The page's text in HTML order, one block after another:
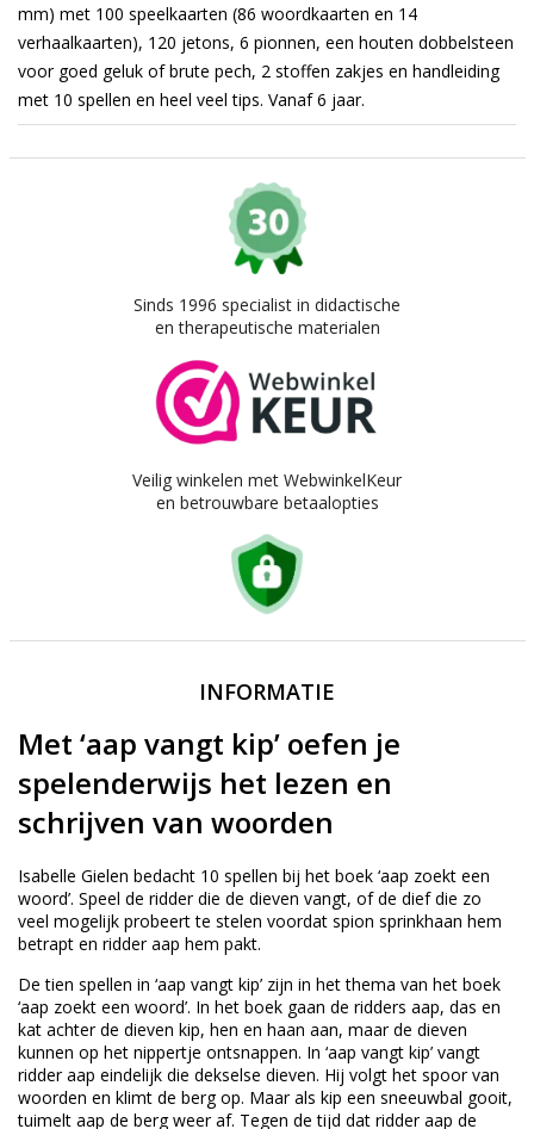
mm) met 100 speelkaarten (86 woordkaarten en 14
verhaalkaarten), 120 jetons, 6 pionnen, een houten dobbelsteen
voor goed geluk of brute pech, 2 stoffen zakjes en handleiding
met 10 spellen en heel veel tips. Vanaf 6 jaar.
Sinds 1996 specialist in didactische
en therapeutische materialen
Veilig winkelen met WebwinkelKeur
en betrouwbare betaalopties
INFORMATIE
Met ‘aap vangt kip’ oefen je
spelenderwijs het lezen en
schrijven van woorden
Isabelle Gielen bedacht 10 spellen bij het boek ‘aap zoekt een
woord’. Speel de ridder die de dieven vangt, of de dief die zo
veel mogelijk probeert te stelen voordat spion sprinkhaan hem
betrapt en ridder aap hem pakt.
De tien spellen in ‘aap vangt kip’ zijn in het thema van het boek
‘aap zoekt een woord’. In het boek gaan de ridders aap, das en
kat achter de dieven kip, hen en haan aan, maar de dieven
kunnen op het nippertje ontsnappen. In ‘aap vangt kip’ vangt
ridder aap eindelijk die dekselse dieven. Hij volgt het spoor van
woorden en klimt de berg op. Maar als kip een sneeuwbal gooit,
tuimelt aap de berg weer af. Tegen de tijd dat ridder aap de